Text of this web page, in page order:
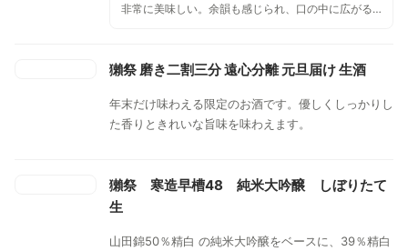
非常に美味しい。余韻も感じられ、口の中に広がる
獺祭 磨き二割三分 遠心分離 元旦届け 生酒
年末だけ味わえる限定のお酒です。優しくしっかりし
た香りときれいな旨味を味わえます。
獺祭 寒造早槽48 純米大吟醸 しぼりたて
生
山田錦50％精白 の純米大吟醸をベースに、39％精白